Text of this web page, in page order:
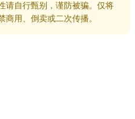
请自行甄别，谨防被骗。仅将
商用、倒卖或二次传播。